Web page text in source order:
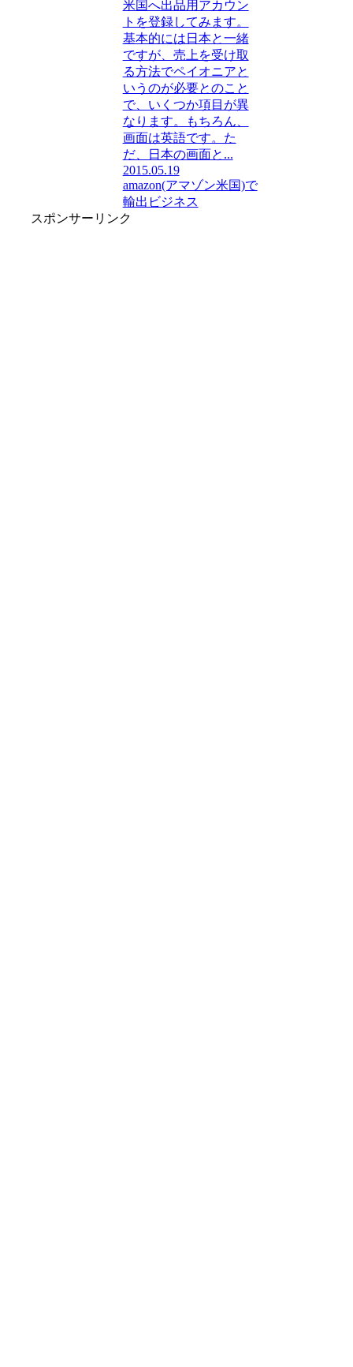
米国へ出品用アカウン
トを登録してみます。
基本的には日本と一緒
ですが、売上を受け取
る方法でペイオニアと
いうのが必要とのこと
で、いくつか項目が異
なります。もちろん、
画面は英語です。た
だ、日本の画面と...
2015.05.19
amazon(アマゾン米国)で
輸出ビジネス
スポンサーリンク